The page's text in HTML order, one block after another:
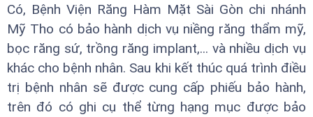
Có, Bệnh Viện Răng Hàm Mặt Sài Gòn chi nhánh
Mỹ Tho có bảo hành dịch vụ niềng răng thẩm mỹ,
bọc răng sứ, trồng răng implant,... và nhiều dịch vụ
khác cho bệnh nhân. Sau khi kết thúc quá trình điều
trị bệnh nhân sẽ được cung cấp phiếu bảo hành,
trên đó có ghi cụ thể từng hạng mục được bảo